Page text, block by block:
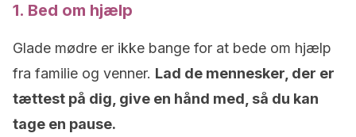
1. Bed om hjælp
Glade mødre er ikke bange for at bede om hjælp
fra familie og venner. Lad de mennesker, der er
tættest på dig, give en hånd med, så du kan
tage en pause.